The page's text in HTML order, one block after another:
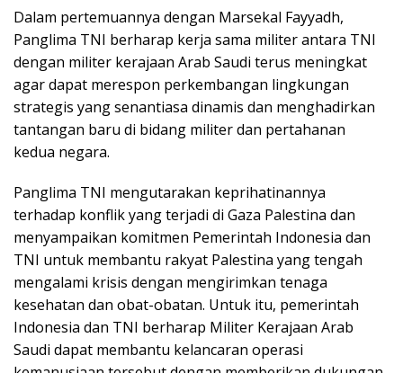
Dalam pertemuannya dengan Marsekal Fayyadh,
Panglima TNI berharap kerja sama militer antara TNI
dengan militer kerajaan Arab Saudi terus meningkat
agar dapat merespon perkembangan lingkungan
strategis yang senantiasa dinamis dan menghadirkan
tantangan baru di bidang militer dan pertahanan
kedua negara.
Panglima TNI mengutarakan keprihatinannya
terhadap konflik yang terjadi di Gaza Palestina dan
menyampaikan komitmen Pemerintah Indonesia dan
TNI untuk membantu rakyat Palestina yang tengah
mengalami krisis dengan mengirimkan tenaga
kesehatan dan obat-obatan. Untuk itu, pemerintah
Indonesia dan TNI berharap Militer Kerajaan Arab
Saudi dapat membantu kelancaran operasi